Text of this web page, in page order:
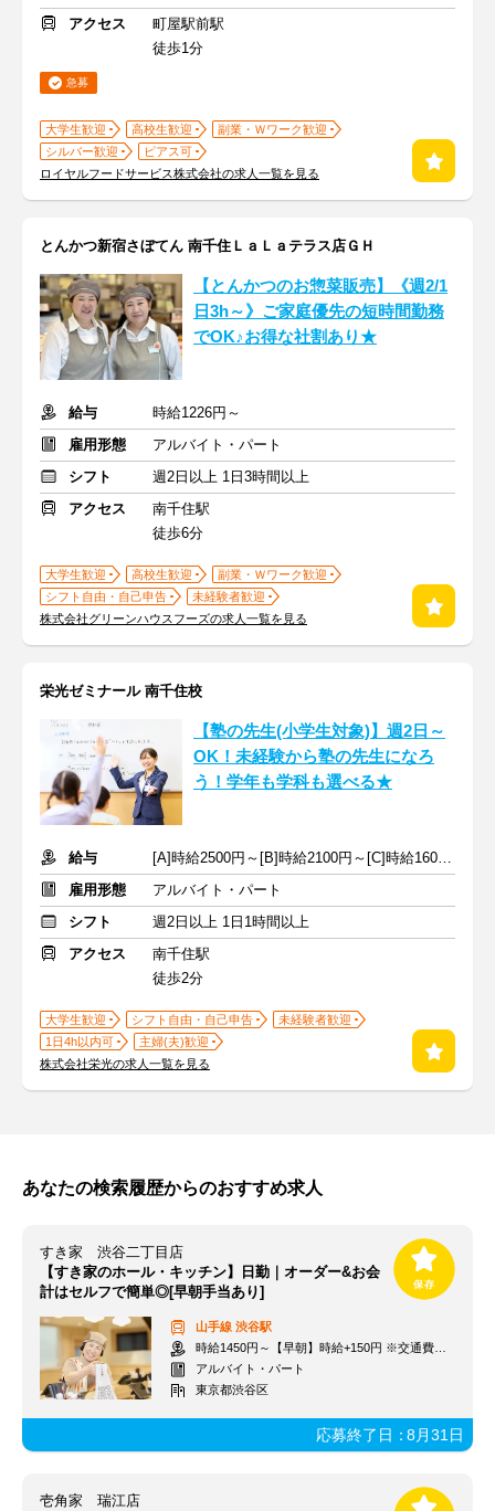
アクセス
町屋駅前駅
徒歩1分
急募
大学生歓迎 高校生歓迎
副業・Ｗワーク歓迎
シルバー歓迎
ピアス可
ロイヤルフードサービス株式会社の求人一覧を見る
とんかつ新宿さぼてん 南千住ＬａＬａテラス店ＧＨ
【とんかつのお惣菜販売】《週2/1
日3h～》ご家庭優先の短時間勤務
でOK♪お得な社割あり★
給与
時給1226円～
雇用形態
アルバイト・パート
シフト
週2日以上 1日3時間以上
アクセス
南千住駅
徒歩6分
大学生歓迎 高校生歓迎
副業・Ｗワーク歓迎
シフト自由・自己申告
未経験者歓迎
株式会社グリーンハウスフーズの求人一覧を見る
栄光ゼミナール 南千住校
【塾の先生(小学生対象)】週2日～
OK！未経験から塾の先生になろ
う！学年も学科も選べる★
給与
[A]時給2500円～[B]時給2100円～[C]時給1600円～ ※生徒数による
雇用形態
アルバイト・パート
シフト
週2日以上 1日1時間以上
アクセス
南千住駅
徒歩2分
大学生歓迎 シフト自由・自己申告
未経験者歓迎
1日4h以内可
主婦(夫)歓迎
株式会社栄光の求人一覧を見る
あなたの検索履歴からのおすすめ求人
すき家 渋谷二丁目店
【すき家のホール・キッチン】日勤｜オーダー&お会
計はセルフで簡単◎[早朝手当あり]
山手線 渋谷駅
時給1450円～【早朝】時給+150円 ※交通費支給
アルバイト・パート
東京都渋谷区
応募終了日：8月31日
壱角家 瑞江店